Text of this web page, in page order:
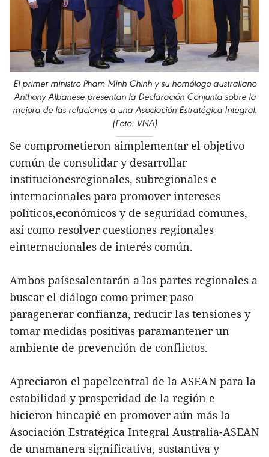
El primer ministro Pham Minh Chinh y su homólogo australiano
Anthony Albanese presentan la Declaración Conjunta sobre la
mejora de las relaciones a una Asociación Estratégica Integral.
(Foto: VNA)
Se comprometieron aimplementar el objetivo
común de consolidar y desarrollar
institucionesregionales, subregionales e
internacionales para promover intereses
políticos,económicos y de seguridad comunes,
así como resolver cuestiones regionales
einternacionales de interés común.
Ambos paísesalentarán a las partes regionales a
buscar el diálogo como primer paso
paragenerar confianza, reducir las tensiones y
tomar medidas positivas paramantener un
ambiente de prevención de conflictos.
Apreciaron el papelcentral de la ASEAN para la
estabilidad y prosperidad de la región e
hicieron hincapié en promover aún más la
Asociación Estratégica Integral Australia-ASEAN
de unamanera significativa, sustantiva y